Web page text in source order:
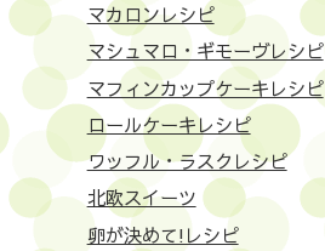
マカロンレシピ
マシュマロ・ギモーヴレシピ
マフィンカップケーキレシピ
ロールケーキレシピ
ワッフル・ラスクレシピ
北欧スイーツ
卵が決めて!レシピ